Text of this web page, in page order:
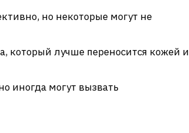
но некоторые могут не
который лучше переносится кожей и
иногда могут вызвать